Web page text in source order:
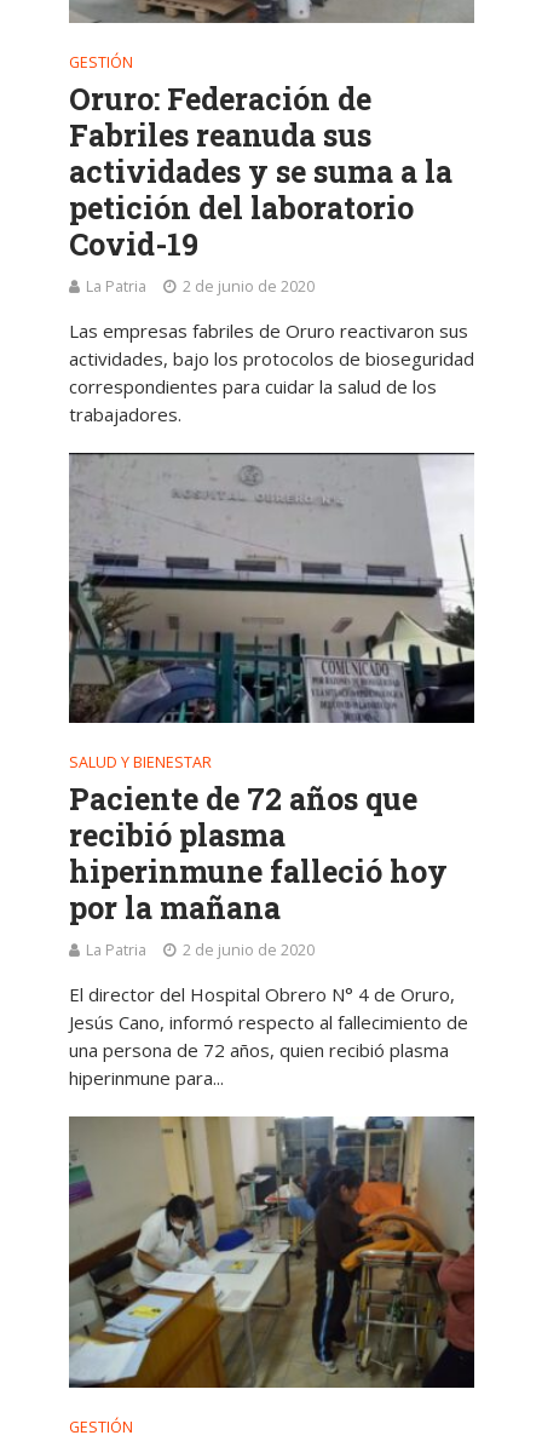
GESTIÓN
Oruro: Federación de
Fabriles reanuda sus
actividades y se suma a la
petición del laboratorio
Covid-19
La Patria 2 de junio de 2020
Las empresas fabriles de Oruro reactivaron sus
actividades, bajo los protocolos de bioseguridad
correspondientes para cuidar la salud de los
trabajadores.
SALUD Y BIENESTAR
Paciente de 72 años que
recibió plasma
hiperinmune falleció hoy
por la mañana
La Patria 2 de junio de 2020
El director del Hospital Obrero N° 4 de Oruro,
Jesús Cano, informó respecto al fallecimiento de
una persona de 72 años, quien recibió plasma
hiperinmune para...
GESTIÓN